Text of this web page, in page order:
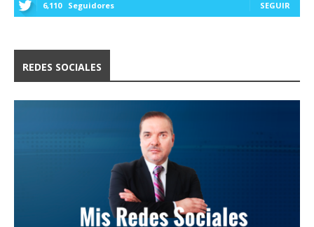
6,110 Seguidores SEGUIR
REDES SOCIALES